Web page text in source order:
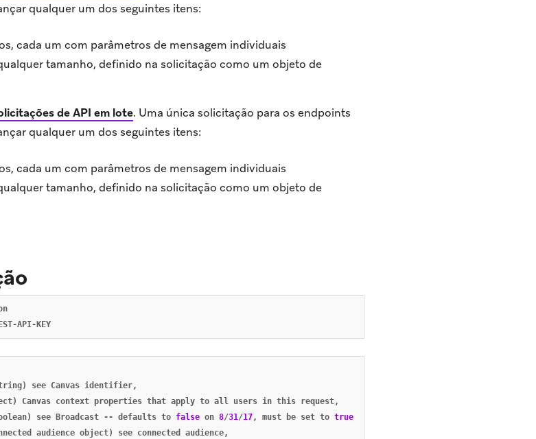
qualquer um dos seguintes itens:
cada um com parâmetros de mensagem individuais
tamanho, definido na solicitação como um objeto de
de API em lote. Uma única solicitação para os endpoints
qualquer um dos seguintes itens:
cada um com parâmetros de mensagem individuais
tamanho, definido na solicitação como um objeto de
see Canvas identifier,
Canvas context properties that apply to all users in this request,
see Broadcast -- defaults to false on 8/31/17, must be set to true
audience object) see connected audience,